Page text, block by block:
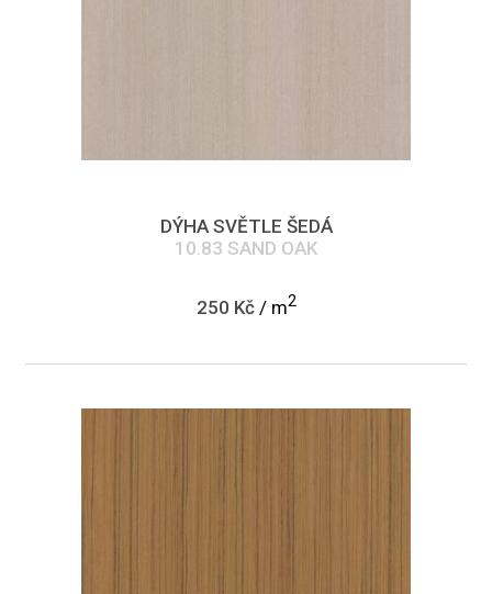
DÝHA SVĚTLE ŠEDÁ
10.83 SAND OAK
250 Kč/ m2